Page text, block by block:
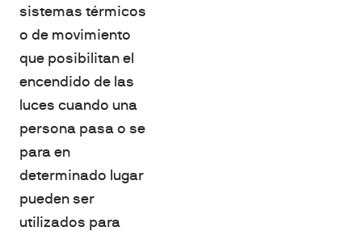
sistemas térmicos
o de movimiento
que posibilitan el
encendido de las
luces cuando una
persona pasa o se
para en
determinado lugar
pueden ser
utilizados para